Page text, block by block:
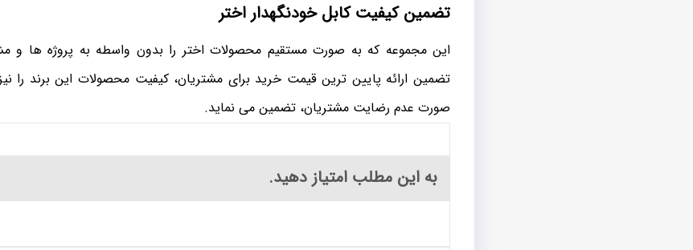
تضمین کیفیت کابل خودنگهدار اختر
این مجموعه که به صورت مستقیم محصولات اختر را بدون واسطه به پروژه ها و
تضمین ارائه پایین ترین قیمت خرید برای مشتریان، کیفیت محصولات این برند را
صورت عدم رضایت مشتریان، تضمین می نماید.
به این مطلب امتیاز دهید.